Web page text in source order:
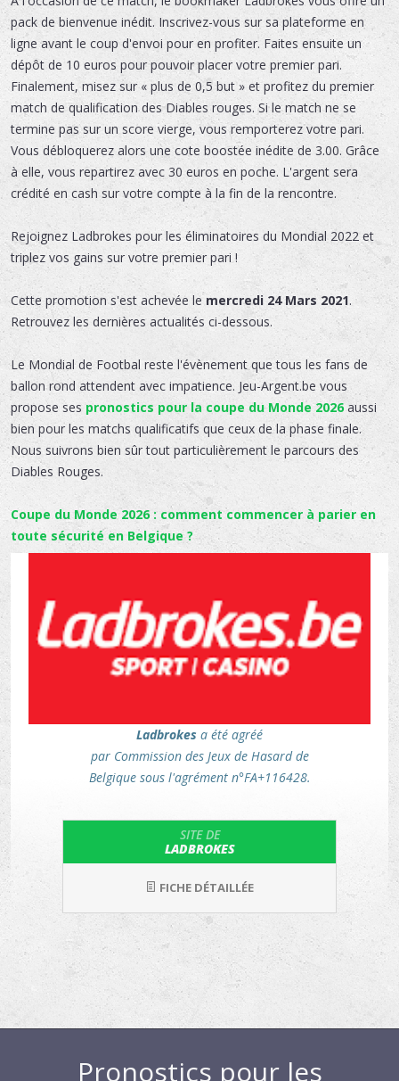
pack de bienvenue inédit. Inscrivez-vous sur sa plateforme en
ligne avant le coup d'envoi pour en profiter. Faites ensuite un
dépôt de 10 euros pour pouvoir placer votre premier pari.
Finalement, misez sur « plus de 0,5 but » et profitez du premier
match de qualification des Diables rouges. Si le match ne se
termine pas sur un score vierge, vous remporterez votre pari.
Vous débloquerez alors une cote boostée inédite de 3.00. Grâce
à elle, vous repartirez avec 30 euros en poche. L'argent sera
crédité en cash sur votre compte à la fin de la rencontre.
Rejoignez Ladbrokes pour les éliminatoires du Mondial 2022 et
triplez vos gains sur votre premier pari !
Cette promotion s'est achevée le mercredi 24 Mars 2021.
Retrouvez les dernières actualités ci-dessous.
Le Mondial de Footbal reste l'évènement que tous les fans de
ballon rond attendent avec impatience. Jeu-Argent.be vous
propose ses pronostics pour la coupe du Monde 2026aussi
bien pour les matchs qualificatifs que ceux de la phase finale.
Nous suivrons bien sûr tout particulièrement le parcours des
Diables Rouges.
Coupe du Monde 2026 : comment commencer à parier en
toute sécurité en Belgique ?
Ladbrokes a été agréé
par Commission des Jeux de Hasard de
Belgique sous l'agrément n°FA+116428.
SITE DE
LADBROKES
FICHE DÉTAILLÉE
Pronostics pour les